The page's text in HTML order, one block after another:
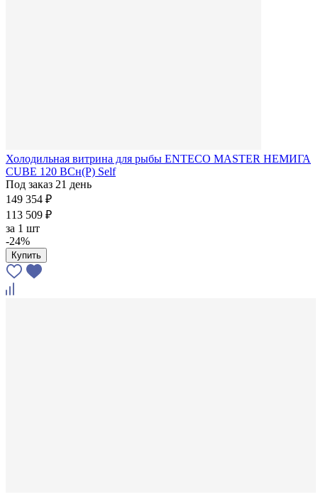
Холодильная витрина для рыбы ENTECO MASTER НЕМИГА
CUBE 120 ВСн(Р) Self
Под заказ 21 день
149 354 ₽
113 509 ₽
за 1 шт
-24%
Купить